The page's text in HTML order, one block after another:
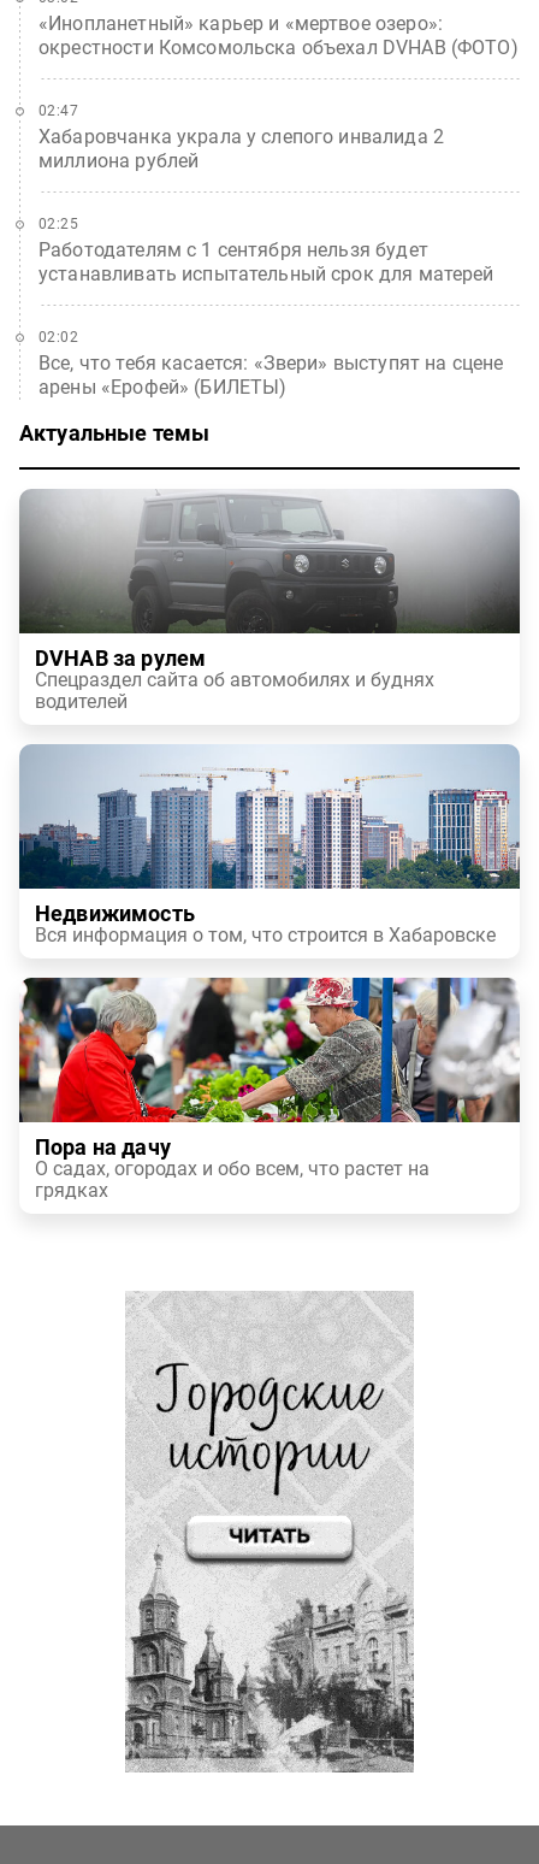
«Инопланетный» карьер и «мертвое озеро»:
окрестности Комсомольска объехал DVHAB (ФОТО)
Хабаровчанка украла у слепого инвалида 2
миллиона рублей
02:47
Работодателям с 1 сентября нельзя будет
устанавливать испытательный срок для матерей
02:25
Все, что тебя касается: «Звери» выступят на сцене
арены «Ерофей» (БИЛЕТЫ)
02:02
Актуальные темы
DVHAB за рулем
Спецраздел сайта об автомобилях и буднях
водителей
Недвижимость
Вся информация о том, что строится в Хабаровске
Пора на дачу
О садах, огородах и обо всем, что растет на
грядках